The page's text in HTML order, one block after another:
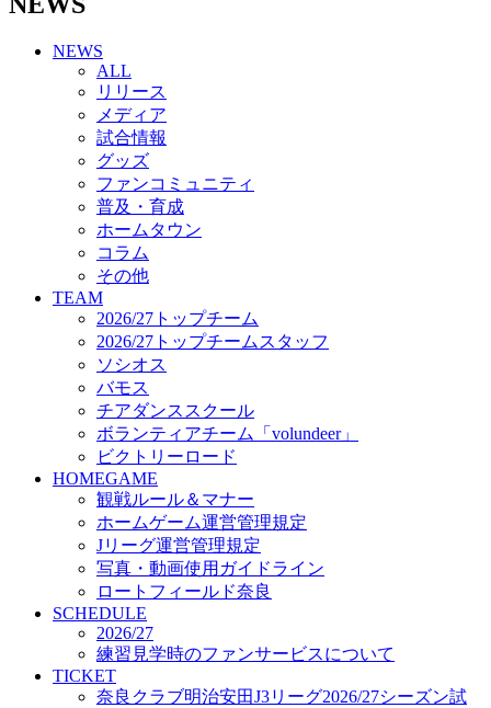
ボランティアチーム「volundeer」
ビクトリーロード
HOMEGAME
観戦ルール＆マナー
ホームゲーム運営管理規定
Jリーグ運営管理規定
写真・動画使用ガイドライン
ロートフィールド奈良
SCHEDULE
2026/27
練習見学時のファンサービスについて
TICKET
奈良クラブ明治安田J3リーグ2026/27シーズン試
合観戦チケット
奈良クラブ明治安田Ｊ3リーグ 2026/27シーズン
「鹿パス」
観戦ルール＆マナー
FANCOMMUNITY
2026/27ファンコミュニティ
サポートショップ
GOODS
オフィシャルストア（実店舗）
オンラインストア
ACADEMY
アカデミーについて
プロジェクト
コーチ&スタッフ
ジュニア
ジュニアユース
ユース
NEWS
ALL
リリース
メディア
試合情報
グッズ
ファンコミュニティ
普及・育成
ホームタウン
コラム
その他
TEAM
2026/27トップチーム
2026/27トップチームスタッフ
ソシオス
バモス
チアダンススクール
ボランティアチーム「volundeer」
ビクトリーロード
HOMEGAME
観戦ルール＆マナー
ホームゲーム運営管理規定
Jリーグ運営管理規定
写真・動画使用ガイドライン
ロートフィールド奈良
SCHEDULE
2026/27
練習見学時のファンサービスについて
TICKET
奈良クラブ明治安田J3リーグ2026/27シーズン試